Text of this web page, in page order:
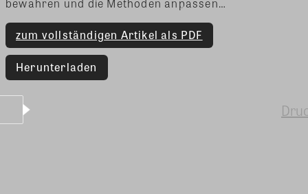
zum vollständigen Artikel als PDF
Herunterladen